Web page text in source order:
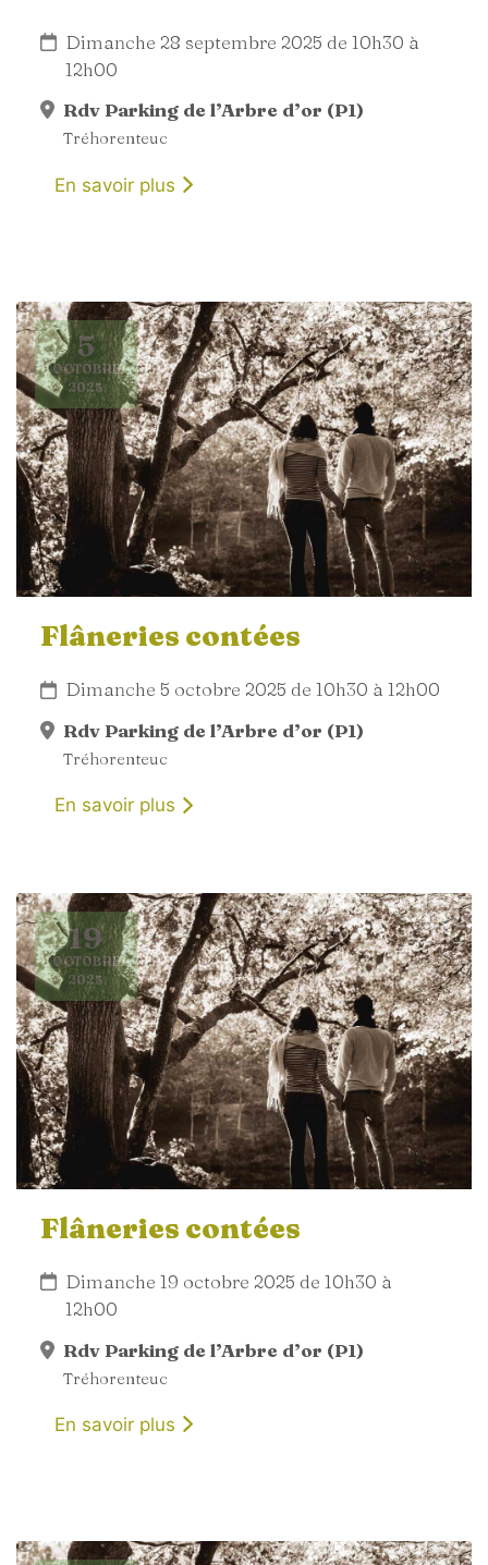
Dimanche 28 septembre 2025 de 10h30 à
12h00
Rdv Parking de l’Arbre d’or (P1)
Tréhorenteuc
En savoir plus
5
OCTOBRE
2025
Flâneries contées
Dimanche 5 octobre 2025 de 10h30 à 12h00
Rdv Parking de l’Arbre d’or (P1)
Tréhorenteuc
En savoir plus
19
OCTOBRE
2025
Flâneries contées
Dimanche 19 octobre 2025 de 10h30 à
12h00
Rdv Parking de l’Arbre d’or (P1)
Tréhorenteuc
En savoir plus